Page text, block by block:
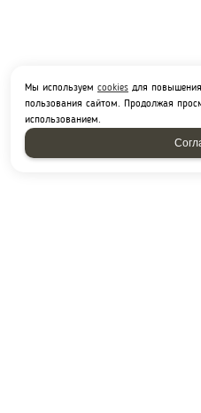
Мы используем cookies для
пользования сайтом. Продолжая
использованием.